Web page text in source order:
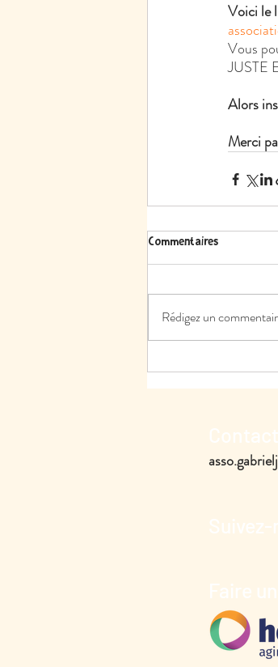
Voici le
Vous
JUSTE
Alors
Merci
Commentaires
Rédigez un